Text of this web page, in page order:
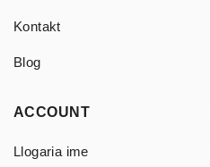
Kontakt
Blog
ACCOUNT
Llogaria ime